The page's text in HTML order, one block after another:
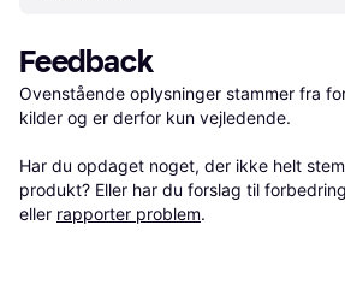
Feedback
Ovenstående oplysninger stammer fra
kilder og er derfor kun vejledende.
Har du opdaget noget, der ikke helt
produkt? Eller har du forslag til
eller rapporter problem.